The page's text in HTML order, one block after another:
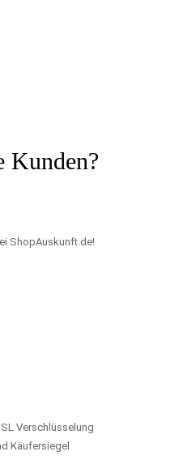
Kunden?
ShopAuskunft.de!